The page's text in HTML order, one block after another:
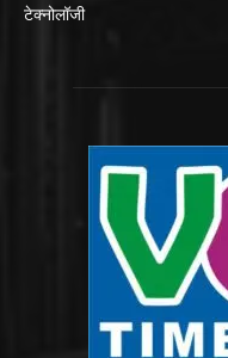
टेक्नोलॉजी